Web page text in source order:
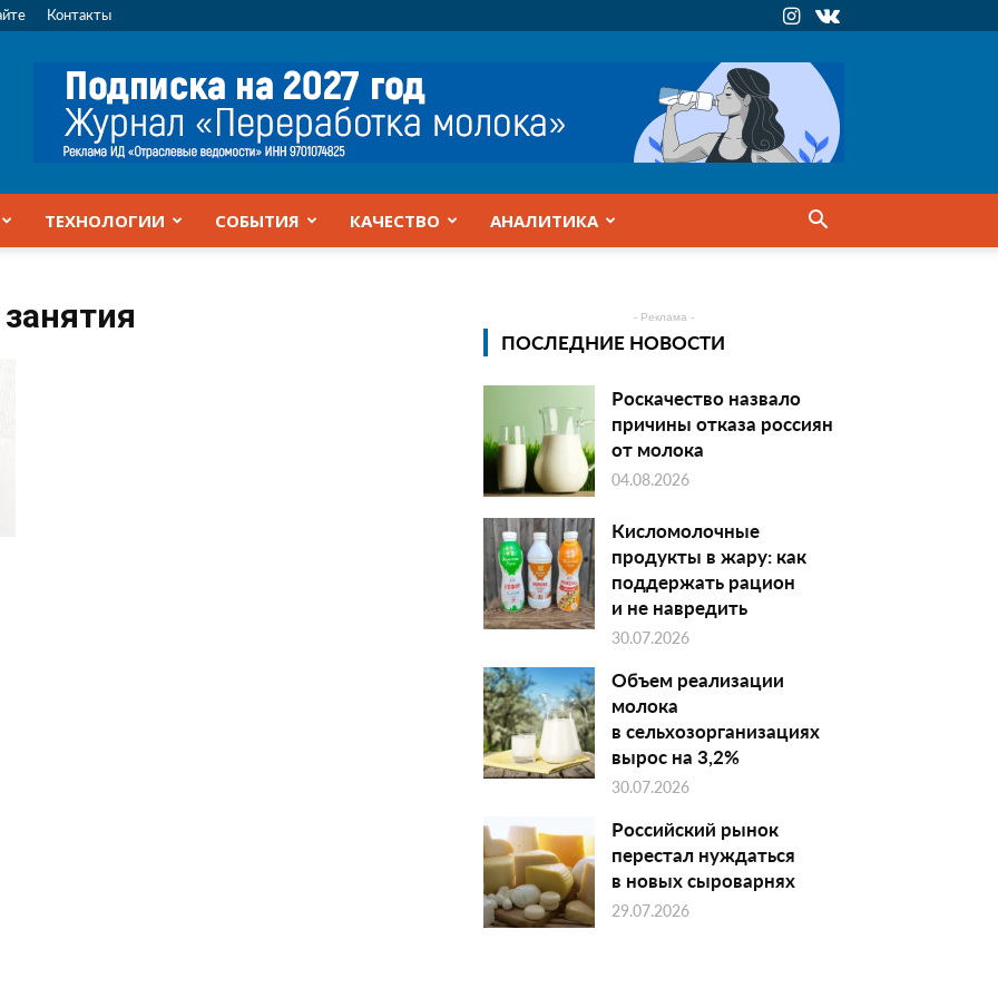
Контакты
ТЕХНОЛОГИИ СОБЫТИЯ КАЧЕСТВО АНАЛИТИКА
- Реклама -
ПОСЛЕДНИЕ НОВОСТИ
Роскачество назвало
причины отказа россиян
от молока
04.08.2026
Кисломолочные
продукты в жару: как
поддержать рацион
и не навредить
30.07.2026
Объем реализации
молока
в сельхозорганизациях
вырос на 3,2%
30.07.2026
Российский рынок
перестал нуждаться
в новых сыроварнях
29.07.2026